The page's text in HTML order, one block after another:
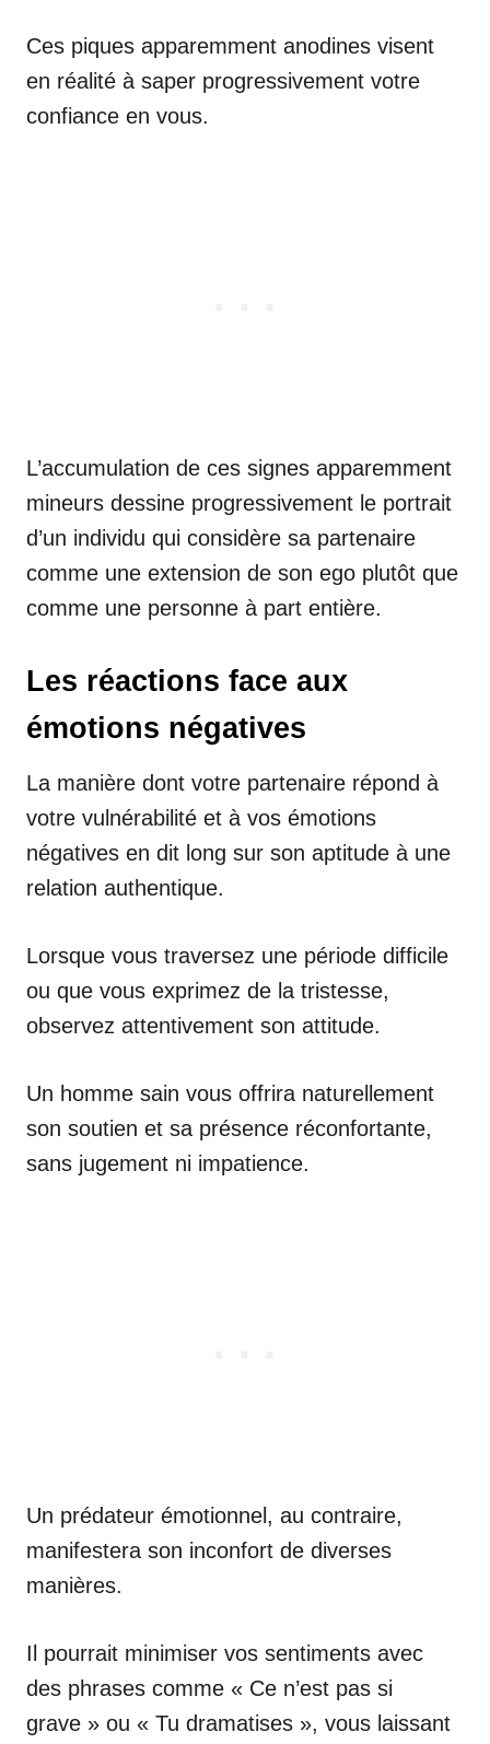
Ces piques apparemment anodines visent
en réalité à saper progressivement votre
confiance en vous.
L’accumulation de ces signes apparemment
mineurs dessine progressivement le portrait
d’un individu qui considère sa partenaire
comme une extension de son ego plutôt que
comme une personne à part entière.
Les réactions face aux
émotions négatives
La manière dont votre partenaire répond à
votre vulnérabilité et à vos émotions
négatives en dit long sur son aptitude à une
relation authentique.
Lorsque vous traversez une période difficile
ou que vous exprimez de la tristesse,
observez attentivement son attitude.
Un homme sain vous offrira naturellement
son soutien et sa présence réconfortante,
sans jugement ni impatience.
Un prédateur émotionnel, au contraire,
manifestera son inconfort de diverses
manières.
Il pourrait minimiser vos sentiments avec
des phrases comme « Ce n’est pas si
grave » ou « Tu dramatises », vous laissant